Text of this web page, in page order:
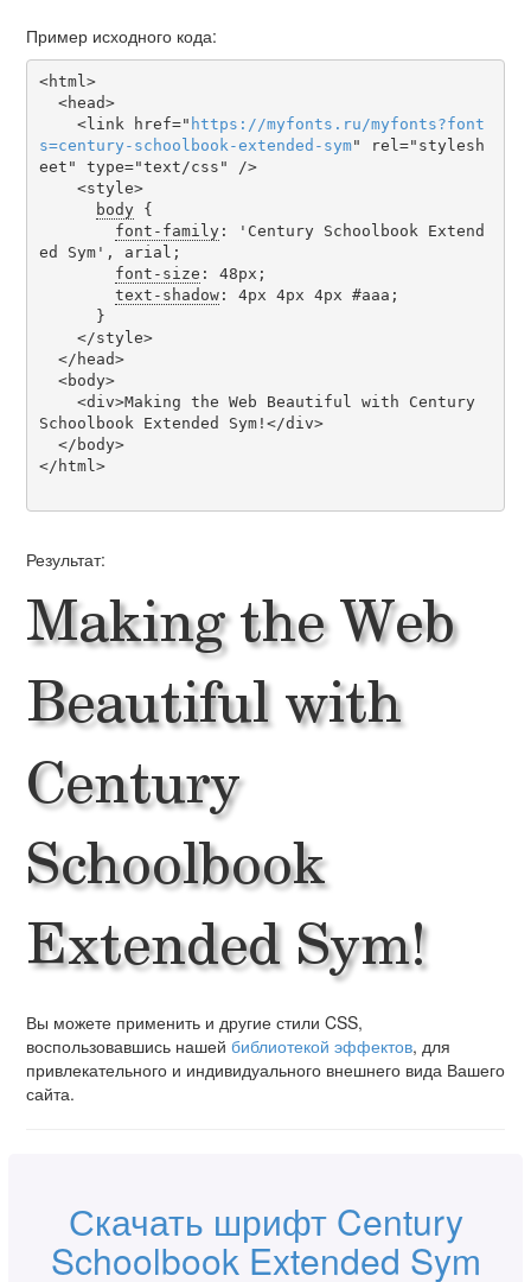
Пример исходного кода:
<html>
    <link href="
https ://myfonts . ru/myfonts?font
s=century-schoolbook-extended-sym" rel="stylesh
eet" type="text/css" />
body {
font-family: 'Century Schoolbook Extend
ed Sym', arial;
font-size : 48px;
text-shadow: 4px 4px 4px #aaa;
Schoolbook Extended Sym!</div>
</html>
Результат:
Making the Web
Beautiful with
Century
Schoolbook
Extended Sym!
Вы можете применить и другие стили CSS,
воспользовавшись нашей библиотекой эффектов, для
привлекательного и индивидуального внешнего вида Вашего
сайта.
Скачать шрифт Century
Schoolbook Extended Sym